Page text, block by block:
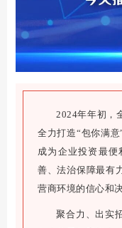
2024年年初，
全力打造“包你满
成为企业投资最
善、法治保障最有
营商环境的信心和决
聚合力、出实